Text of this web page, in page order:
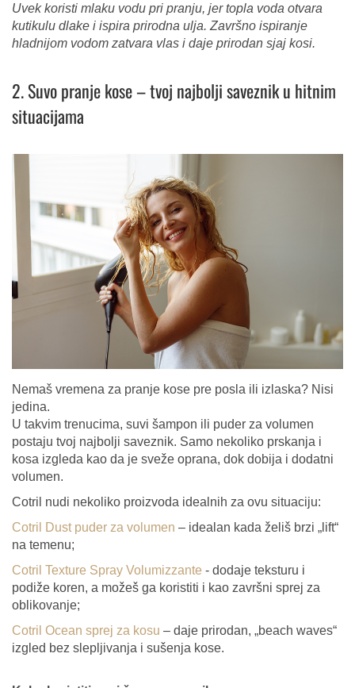
Uvek koristi mlaku vodu pri pranju, jer topla voda otvara
kutikulu dlake i ispira prirodna ulja. Završno ispiranje
hladnijom vodom zatvara vlas i daje prirodan sjaj kosi.
2. Suvo pranje kose – tvoj najbolji saveznik u hitnim
situacijama
Nemaš vremena za pranje kose pre posla ili izlaska? Nisi
jedina.
U takvim trenucima, suvi šampon ili puder za volumen
postaju tvoj najbolji saveznik. Samo nekoliko prskanja i
kosa izgleda kao da je sveže oprana, dok dobija i dodatni
volumen.
Cotril nudi nekoliko proizvoda idealnih za ovu situaciju:
Cotril Dust puder za volumen – idealan kada želiš brzi „lift“
na temenu;
Cotril Texture Spray Volumizzante - dodaje teksturu i
podiže koren, a možeš ga koristiti i kao završni sprej za
oblikovanje;
Cotril Ocean sprej za kosu – daje prirodan, „beach waves“
izgled bez slepljivanja i sušenja kose.